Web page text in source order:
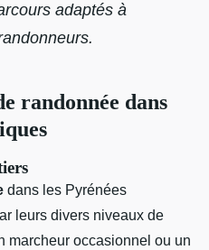
adaptés à
randonnée dans
dans les Pyrénées
leurs divers niveaux de
marcheur occasionnel ou un